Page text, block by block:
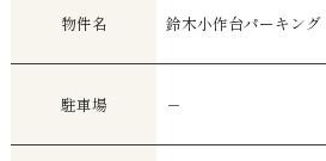
物件名 鈴木小作台パーキング
駐車場 －